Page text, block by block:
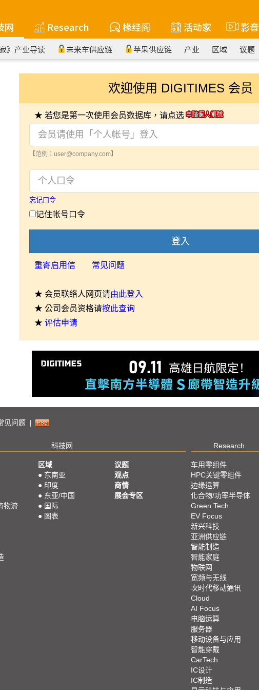
网 Research 椽经阁 活动家 影音
》产业导读 未来车供应链 苹果供应链 产业 区域 议题
欢迎使用 DIGITIMES 会员
★ 若您是第一次使用会员数据库，请点选
【范例：user@company.com】
忘记口令
记住帐号口令
登入
重寄启用信 常见问题
★ 会员联络人网页请由此登入
★ 公司会员资格请按此查询
★ 评估申请
见问题
科技网 Research
物流
区域
● 东南亚
● 印度
● 东亚/中国
● 国际
● 图表
议题
观点
商情
展会专区
车用零组件
HPC关键零组件
边缘运算
化合物/功率半导体
Green Tech
EV Focus
新兴科技
亚洲供应链
智能制造
智能家庭
物联网
宽频与无线
次时代移动通讯
Cloud
AI Focus
电脑运算
服务器
移动设备与应用
智能穿戴
CarTech
IC设计
IC制造